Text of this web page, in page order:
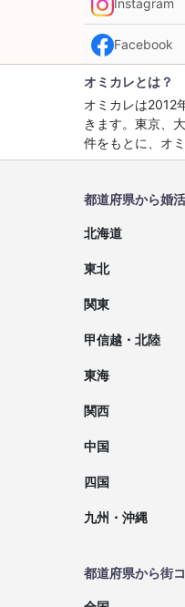
Instagram
Facebook
オミカレとは？
オミカレは2012
きます。東京、
件をもとに、オ
都道府県から婚
北海道
東北
関東
甲信越・北陸
東海
関西
中国
四国
九州・沖縄
都道府県から街